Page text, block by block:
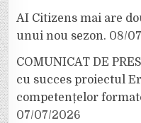
AI Citizens mai are
unui nou sezon. 08/
COMUNICAT DE
cu succes proiectul
competențelor
07/07/2026